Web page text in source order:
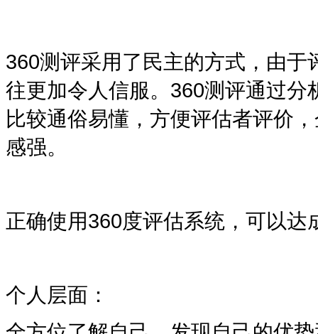
360测评采用了民主的方式，由
往更加令人信服。 360测评通过分
比较通俗易懂，方便评估者评价
感强。
正确使用360度评估系统，可以达
个人层面：